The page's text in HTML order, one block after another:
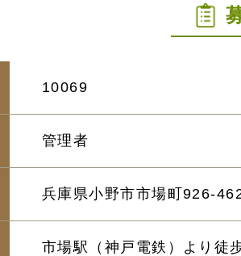
10069
管理者
兵庫県小野市市場町926-
市場駅（神戸電鉄）より徒